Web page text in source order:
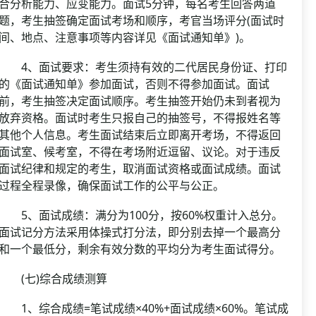
分析能力、应变能力。面试5分钟，每名考生回答两道
，考生抽签确定面试考场和顺序，考官当场评分(面试时
、地点、注意事项等内容详见《面试通知单》)。
、面试要求：考生须持有效的二代居民身份证、打印
《面试通知单》参加面试，否则不得参加面试。面试
，考生抽签决定面试顺序。考生抽签开始仍未到者视为
弃资格。面试时考生只报自己的抽签号，不得报姓名等
他个人信息。考生面试结束后立即离开考场，不得返回
试室、候考室，不得在考场附近逗留、议论。对于违反
试纪律和规定的考生，取消面试资格或面试成绩。面试
程全程录像，确保面试工作的公平与公正。
、面试成绩：满分为100分，按60%权重计入总分。
试记分方法采用体操式打分法，即分别去掉一个最高分
一个最低分，剩余有效分数的平均分为考生面试得分。
七)综合成绩测算
、综合成绩=笔试成绩×40%+面试成绩×60%。笔试成